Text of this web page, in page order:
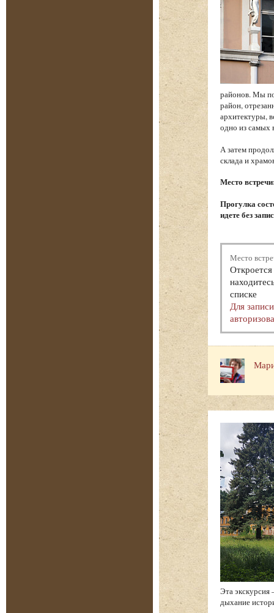
районов. Мы
район,
архитектуры,
одно из самых
А затем
склада и
Место
Прогулка
идете без
Место
списке
Для
Эта экскурсия
дыхание